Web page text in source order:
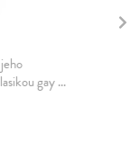
gay ...